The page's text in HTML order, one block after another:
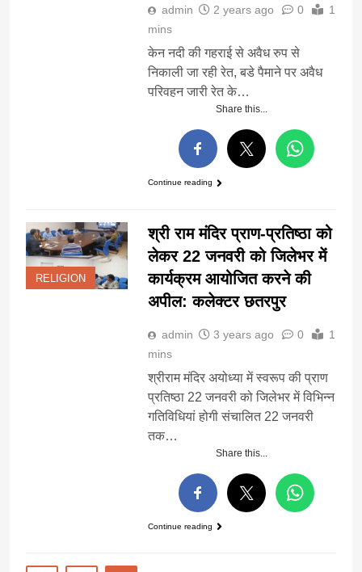
admin 2 years ago 0
1
mins
केन नदी की गहराई से अवैध रुप से
निकाली जा रही रेत, बडे पैमाने पर अवैध
परिवहन जारी रेत के…
Share this...
Continue reading
RELIGION
श्री राम मंदिर प्राण-प्रतिष्ठा को
लेकर 22 जनवरी को जिलेभर में
कार्यक्रम आयोजित करने की
अपील: कलेक्टर छतरपुर
admin 3 years ago 0
1
mins
श्रीराम मंदिर अयोध्या में स्वरूप की प्राण
प्रतिष्ठा 22 जनवरी को जिलेभर में विभिन्न
गतिविधियां होगी संचालित 22 जनवरी
तक…
Share this...
Continue reading